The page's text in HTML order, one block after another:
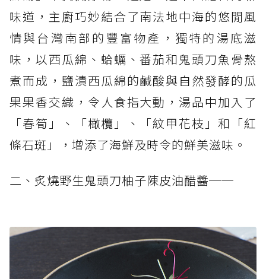
味道，主廚巧妙結合了南法地中海的悠閒風
情與台灣南部的豐富物產，獨特的湯底滋
味，以西瓜綿、蛤蠣、番茄和鬼頭刀魚骨熬
煮而成，鹽漬西瓜綿的鹹酸與自然發酵的瓜
果果香交織，令人食指大動，湯品中加入了
「春筍」、「橄欖」、「紋甲花枝」和「紅
條石斑」，增添了海鮮及時令的鮮美滋味。
二、炙燒野生鬼頭刀柚子陳皮油醋醬──